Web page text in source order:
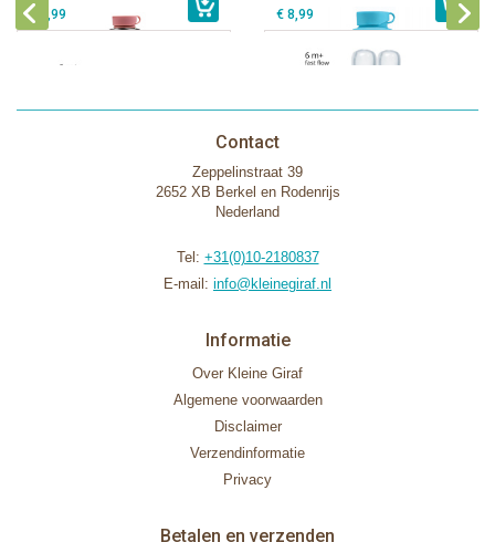
€ 9,99 € 8,99
Contact
Zeppelinstraat 39
2652 XB Berkel en Rodenrijs
Nederland
Tel: +31(0)10-2180837
E-mail: info@kleinegiraf.nl
Informatie
Over Kleine Giraf
Algemene voorwaarden
Disclaimer
Verzendinformatie
Privacy
Betalen en verzenden